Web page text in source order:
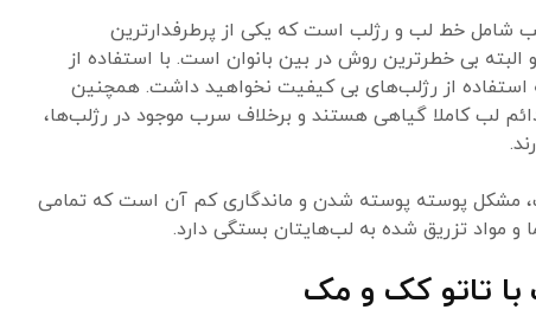
شامل خط لب و رژلب است که یکی از پرطرفدارترین
بی خطرترین روش در بین بانوان است. با استفاده از
استفاده از رژلب‌های بی کیفیت نخواهید داشت. همچنین
لب کاملا گیاهی هستند و برخلاف سرب موجود در رژلب‌ها،
مشکل پوسته پوسته شدن و ماندگاری کم آن است که تمامی
مواد تزریق شده به لب‌هایتان بستگی دارد.
تاتو کک و مک